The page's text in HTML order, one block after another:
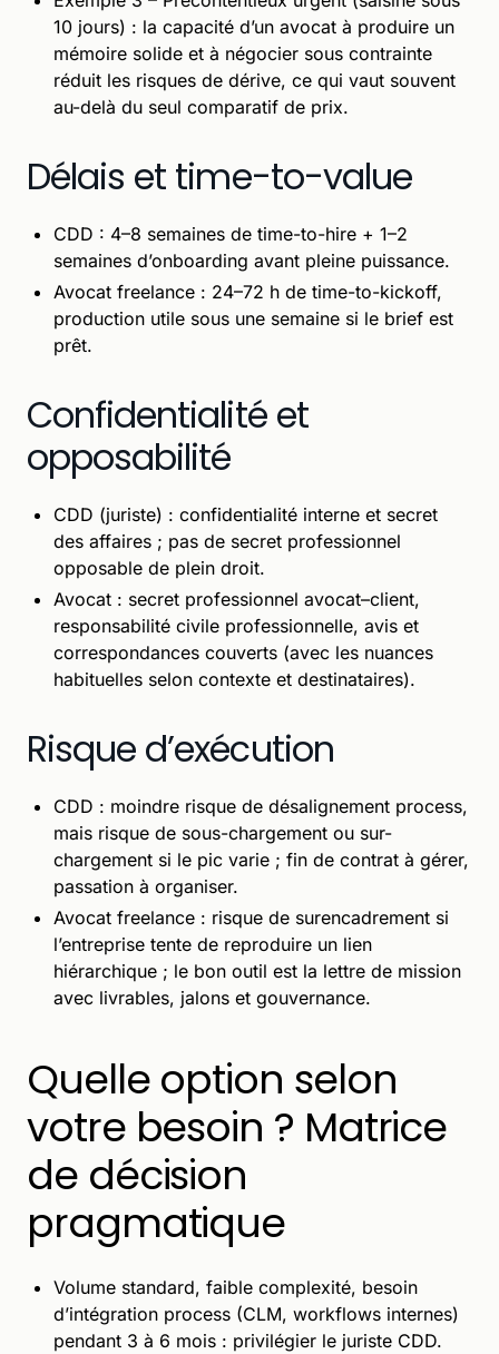
10 jours) : la capacité d’un avocat à produire un
mémoire solide et à négocier sous contrainte
réduit les risques de dérive, ce qui vaut souvent
au-delà du seul comparatif de prix.
Délais et time-to-value
CDD : 4–8 semaines de time-to-hire + 1–2
semaines d’onboarding avant pleine puissance.
Avocat freelance : 24–72 h de time-to-kickoff,
production utile sous une semaine si le brief est
prêt.
Confidentialité et
opposabilité
CDD (juriste) : confidentialité interne et secret
des affaires ; pas de secret professionnel
opposable de plein droit.
Avocat : secret professionnel avocat–client,
responsabilité civile professionnelle, avis et
correspondances couverts (avec les nuances
habituelles selon contexte et destinataires).
Risque d’exécution
CDD : moindre risque de désalignement process,
mais risque de sous-chargement ou sur-
chargement si le pic varie ; fin de contrat à gérer,
passation à organiser.
Avocat freelance : risque de surencadrement si
l’entreprise tente de reproduire un lien
hiérarchique ; le bon outil est la lettre de mission
avec livrables, jalons et gouvernance.
Quelle option selon
votre besoin ? Matrice
de décision
pragmatique
Volume standard, faible complexité, besoin
d’intégration process (CLM, workflows internes)
pendant 3 à 6 mois : privilégier le juriste CDD.